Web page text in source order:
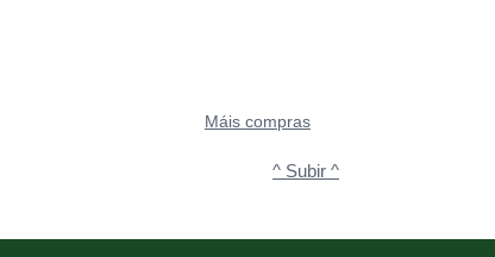
Máis compras
^ Subir ^